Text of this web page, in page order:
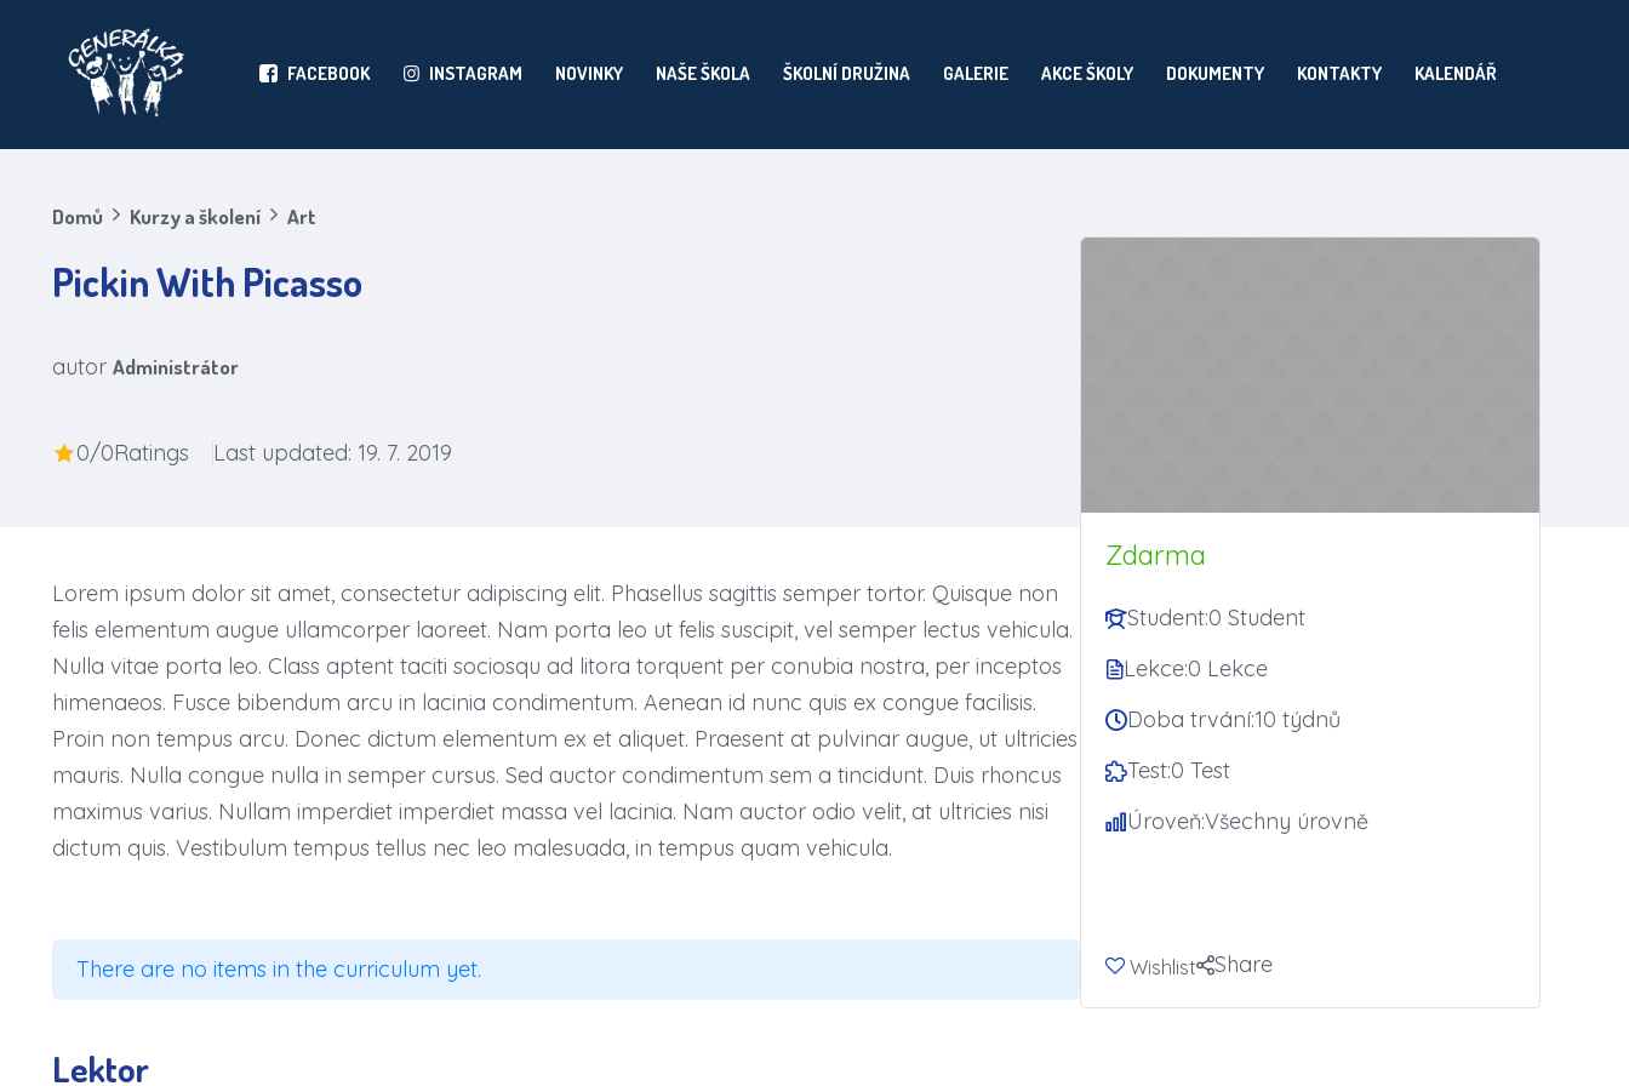
FACEBOOK INSTAGRAM NOVINKY NAŠE ŠKOLA ŠKOLNÍ DRUŽINA GALERIE AKCE ŠKOLY DOKUMENTY KONTAKTY KALENDÁŘ
Domů Kurzy a školení Art
Pickin With Picasso
autor Administrátor
0/0Ratings Last updated: 19. 7. 2019
Lorem ipsum dolor sit amet, consectetur adipiscing elit. Phasellus sagittis semper tortor. Quisque non
felis elementum augue ullamcorper laoreet. Nam porta leo ut felis suscipit, vel semper lectus vehicula.
Nulla vitae porta leo. Class aptent taciti sociosqu ad litora torquent per conubia nostra, per inceptos
himenaeos. Fusce bibendum arcu in lacinia condimentum. Aenean id nunc quis ex congue facilisis.
Proin non tempus arcu. Donec dictum elementum ex et aliquet. Praesent at pulvinar augue, ut ultricies
mauris. Nulla congue nulla in semper cursus. Sed auctor condimentum sem a tincidunt. Duis rhoncus
maximus varius. Nullam imperdiet imperdiet massa vel lacinia. Nam auctor odio velit, at ultricies nisi
dictum quis. Vestibulum tempus tellus nec leo malesuada, in tempus quam vehicula.
There are no items in the curriculum yet.
Lektor
Zdarma
Student:0 Student
Lekce:0 Lekce
Doba trvání:10 týdnů
Test:0 Test
Úroveň:Všechny úrovně
Wishlist Share